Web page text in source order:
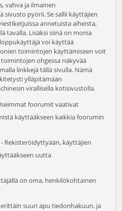
vahva ja ilmainen
sivusto pyörii. Se sallii käyttäjien
annetuista aiheista,
tavalla. Lisäksi siinä on monia
voi käyttää
toimintojen käyttämiseen voit
ohgessa näkyvää
linkkejä tällä sivulla. Nämä
ylläpitämään
virallisella kotisivustolla.
foorumit vaativat
käyttääkseen kaikkia foorumin
- Rekisteröidyttyään, käyttäjien
uutta
on oma, henkilökohtainen
suuri apu tiedonhakuun, ja